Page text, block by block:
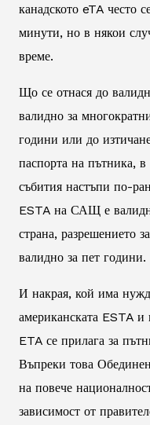
канадското eTA често
минути, но в някои
време.
Що се отнася до
валидно за
години или до
паспорта на пътника, в
събития настъпи по-
ESTA на САЩ е
страна, разрешението
валидно за пет години.
И накрая, кой има
американската ESTA и
ETA се прилага за
Въпреки това
на повече
зависимост от